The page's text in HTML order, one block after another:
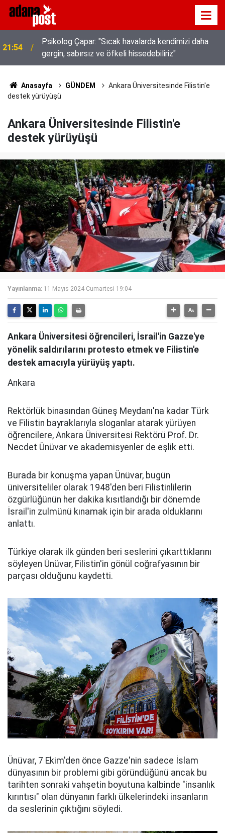
21:49
Kavurucu sıcakta hem kanalda yüzdüler hem karpuz
yediler
Anasayfa GÜNDEM
Ankara Üniversitesinde Filistin'e
destek yürüyüşü
Ankara Üniversitesinde Filistin'e
destek yürüyüşü
Yayınlanma: 11 Mayıs 2024 Cumartesi 19:04
Ankara Üniversitesi öğrencileri, İsrail'in Gazze'ye
yönelik saldırılarını protesto etmek ve Filistin'e
destek amacıyla yürüyüş yaptı.
Ankara
Rektörlük binasından Güneş Meydanı'na kadar Türk
ve Filistin bayraklarıyla sloganlar atarak yürüyen
öğrencilere, Ankara Üniversitesi Rektörü Prof. Dr.
Necdet Ünüvar ve akademisyenler de eşlik etti.
Burada bir konuşma yapan Ünüvar, bugün
üniversiteliler olarak 1948'den beri Filistinlilerin
özgürlüğünün her dakika kısıtlandığı bir dönemde
İsrail'in zulmünü kınamak için bir arada olduklarını
anlattı.
Türkiye olarak ilk günden beri seslerini çıkarttıklarını
söyleyen Ünüvar, Filistin'in gönül coğrafyasının bir
parçası olduğunu kaydetti.
Ünüvar, 7 Ekim'den önce Gazze'nin sadece İslam
dünyasının bir problemi gibi göründüğünü ancak bu
tarihten sonraki vahşetin boyutuna kalbinde "insanlık
kırıntısı" olan dünyanın farklı ülkelerindeki insanların
da seslerinin çıktığını söyledi.